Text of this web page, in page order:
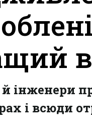
й інженери
і всюди